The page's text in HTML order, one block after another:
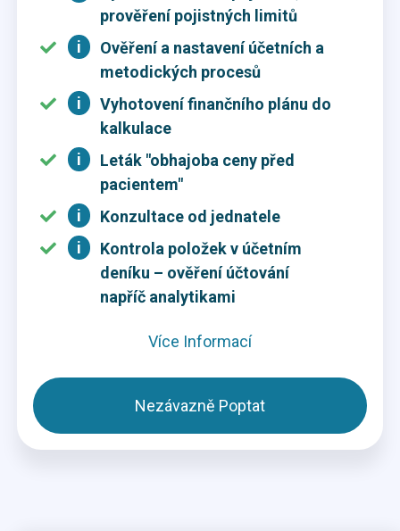
prověření pojistných limitů
i
Ověření a nastavení účetních a
metodických procesů
i
Vyhotovení finančního plánu do
kalkulace
i
Leták "obhajoba ceny před
pacientem"
i
Konzultace od jednatele
i
Kontrola položek v účetním
deníku – ověření účtování
napříč analytikami
Více Informací
Nezávazně Poptat